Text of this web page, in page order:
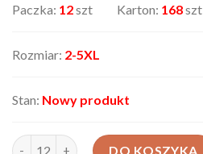
Paczka: 12szt Karton: 168szt
Rozmiar: 2-5XL
Stan: Nowy produkt
ilość Sweter damski AX-81503-155
DO KOSZYKA